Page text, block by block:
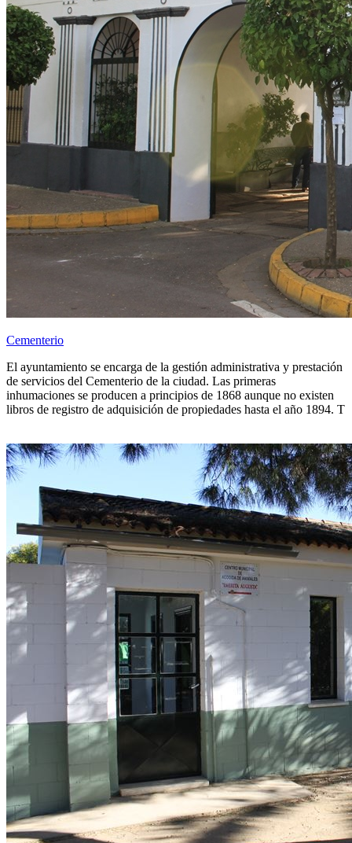
Cementerio
El ayuntamiento se encarga de la gestión administrativa y prestación
de servicios del Cementerio de la ciudad. Las primeras
inhumaciones se producen a principios de 1868 aunque no existen
libros de registro de adquisición de propiedades hasta el año 1894. T